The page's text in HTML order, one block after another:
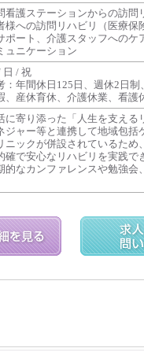
看護ステーションからの訪
様への訪問リハビリ（医療
ポート、介護スタッフへの
ュニケーション
日 / 祝
：年間休日125日、週休2日
、産休育休、介護休業、看護
に寄り添った「人生を支える
ジャー等と連携して地域包括
ニックが併設されているた
確で安心なリハビリを実践で
的なカンファレンスや勉強